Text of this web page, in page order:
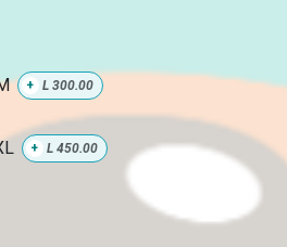
+ L 300.00
+ L 450.00